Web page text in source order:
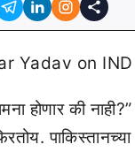
होणार की